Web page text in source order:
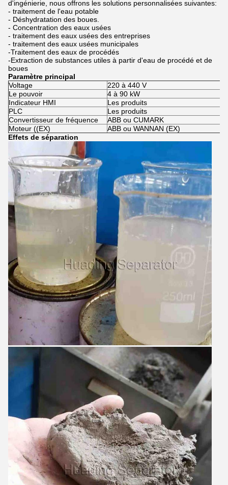
d'ingénierie, nous offrons les solutions personnalisées suivantes:
- traitement de l'eau potable
- Déshydratation des boues.
- Concentration des eaux usées
- traitement des eaux usées des entreprises
- traitement des eaux usées municipales
-Traitement des eaux de procédés
-Extraction de substances utiles à partir d'eau de procédé et de
boues
Paramètre principal
Voltage
220 à 440 V
Le pouvoir
4 à 90 kW
Indicateur HMI
Les produits
PLC
Les produits
Convertisseur de fréquence
ABB ou CUMARK
Moteur ((EX)
ABB ou WANNAN (EX)
Effets de séparation